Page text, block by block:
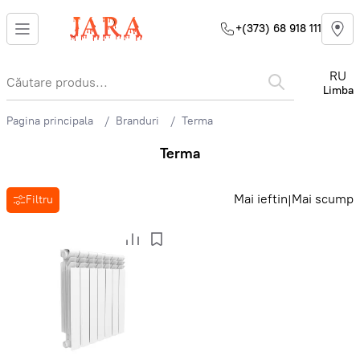
+(373) 68 918 111
RU
Limba
Pagina principala Branduri Terma
Terma
Filtru Mai ieftin|Mai scump